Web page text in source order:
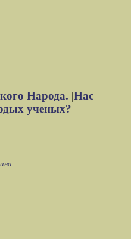
Народа. |Нас
ученых?